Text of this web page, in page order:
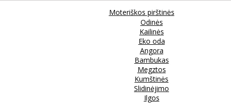
Moteriškos pirštinės
Odinės
Kailinės
Eko oda
Angora
Bambukas
Megztos
Kumštinės
Slidinėjimo
Ilgos